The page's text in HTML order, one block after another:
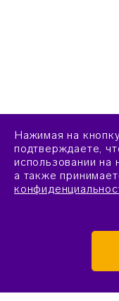
Нажимая на
подтверждаете,
использовании
а также